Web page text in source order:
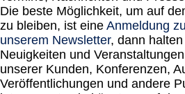
Die beste Möglichkeit, um auf
zu bleiben, ist eine Anmeldung zu
unserem Newsletter, dann
Neuigkeiten und
unserer Kunden, Konferenzen,
Veröffentlichungen und andere